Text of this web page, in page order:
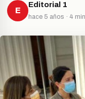
E
Editorial 1
hace 5 años · 4